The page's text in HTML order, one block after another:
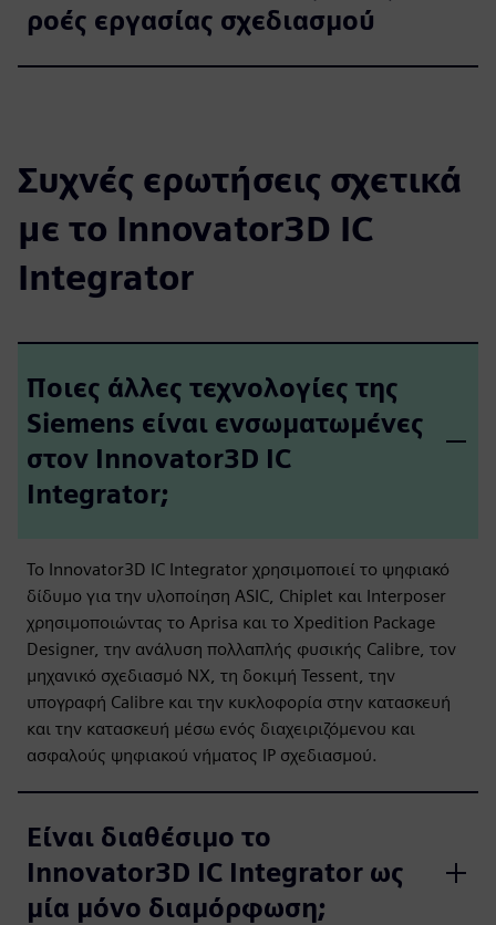
ροές εργασίας σχεδιασμού
Συχνές ερωτήσεις σχετικά
με το Innovator3D IC
Integrator
Ποιες άλλες τεχνολογίες της
Siemens είναι ενσωματωμένες
στον Innovator3D IC
Integrator;
Το Innovator3D IC Integrator χρησιμοποιεί το ψηφιακό
δίδυμο για την υλοποίηση ASIC, Chiplet και Interposer
χρησιμοποιώντας το Aprisa και το Xpedition Package
Designer, την ανάλυση πολλαπλής φυσικής Calibre, τον
μηχανικό σχεδιασμό NX, τη δοκιμή Tessent, την
υπογραφή Calibre και την κυκλοφορία στην κατασκευή
και την κατασκευή μέσω ενός διαχειριζόμενου και
ασφαλούς ψηφιακού νήματος IP σχεδιασμού.
Είναι διαθέσιμο το
Innovator3D IC Integrator ως
μία μόνο διαμόρφωση;